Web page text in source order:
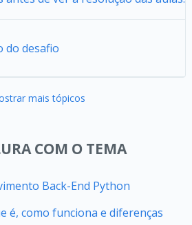
do desafio
mais tópicos
COM O TEMA
Back-End Python
é, como funciona e diferenças